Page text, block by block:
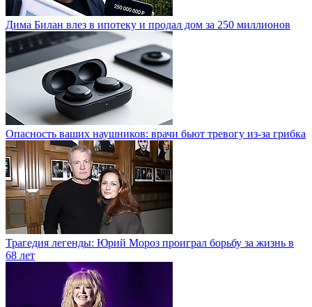
Дима Билан влез в ипотеку и продал дом за 250 миллионов
Опасность ваших наушников: врачи бьют тревогу из-за грибка
Трагедия легенды: Юрий Мороз проиграл борьбу за жизнь в
68 лет